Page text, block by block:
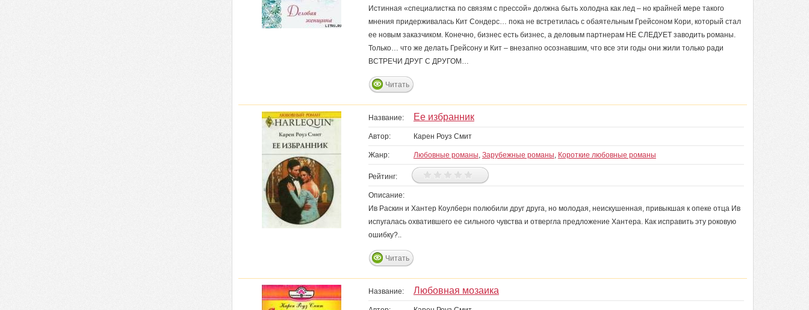
Истинная «специалистка по связям с прессой» должна быть холодна как лед – но крайней мере такого
мнения придерживалась Кит Сондерс… пока не встретилась с обаятельным Грейсоном Кори, который стал
ее новым заказчиком. Конечно, бизнес есть бизнес, а деловым партнерам НЕ СЛЕДУЕТ заводить романы.
Только… что же делать Грейсону и Кит – внезапно осознавшим, что все эти годы они жили только ради
ВСТРЕЧИ ДРУГ С ДРУГОМ…
Читать
Название: Ее избранник
Автор: Карен Роуз Смит
Жанр: Любовные романы, Зарубежные романы, Короткие любовные романы
Рейтинг:
Описание:
Ив Раскин и Хантер Коулберн полюбили друг друга, но молодая, неискушенная, привыкшая к опеке отца Ив
испугалась охватившего ее сильного чувства и отвергла предложение Хантера. Как исправить эту роковую
ошибку?..
Читать
Название: Любовная мозаика